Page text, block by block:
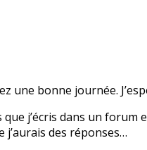
une bonne journée.
que j’écris dans un
j’aurais des réponses…